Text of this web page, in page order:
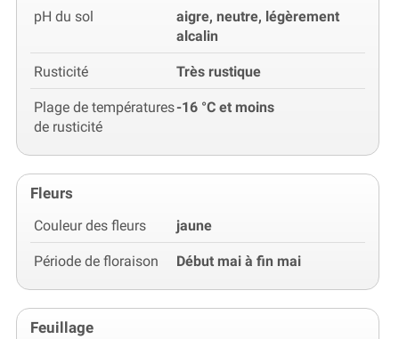
pH du sol
aigre, neutre, légèrement
alcalin
Rusticité Très rustique
Plage de températures
de rusticité
-16 °C et moins
Fleurs
Couleur des fleurs jaune
Période de floraison Début mai à fin mai
Feuillage